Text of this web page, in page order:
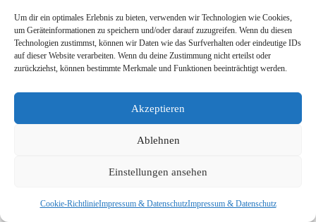
Um dir ein optimales Erlebnis zu bieten, verwenden wir Technologien wie Cookies,
um Geräteinformationen zu speichern und/oder darauf zuzugreifen. Wenn du diesen
Technologien zustimmst, können wir Daten wie das Surfverhalten oder eindeutige IDs
auf dieser Website verarbeiten. Wenn du deine Zustimmung nicht erteilst oder
zurückziehst, können bestimmte Merkmale und Funktionen beeinträchtigt werden.
Akzeptieren
Ablehnen
Einstellungen ansehen
Cookie-RichtlinieImpressum & DatenschutzImpressum & Datenschutz
Kontakt|Impressum & Datenschutz